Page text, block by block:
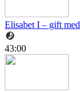
Elisabet I – gift
43:00